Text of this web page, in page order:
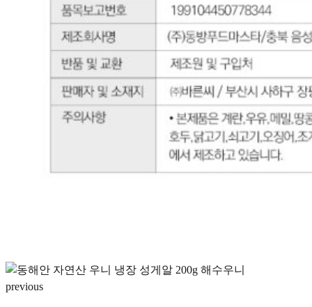
previous